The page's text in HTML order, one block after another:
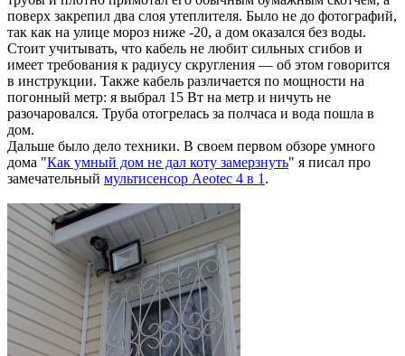
поверх закрепил два слоя утеплителя. Было не до фотографий,
так как на улице мороз ниже -20, а дом оказался без воды.
Стоит учитывать, что кабель не любит сильных сгибов и
имеет требования к радиусу скругления — об этом говорится
в инструкции. Также кабель различается по мощности на
погонный метр: я выбрал 15 Вт на метр и ничуть не
разочаровался. Труба отогрелась за полчаса и вода пошла в
дом.
Дальше было дело техники. В своем первом обзоре умного
дома "Как умный дом не дал коту замерзнуть" я писал про
замечательный мультисенсор Aeotec 4 в 1 .